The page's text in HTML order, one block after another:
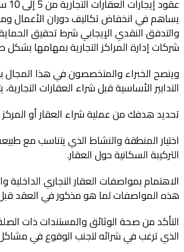
يساهم في انخفاض تكاليف دوران الأعمال
والتدفق النقدي الإيجابي شرط تحقيق الحماية
شركات إدارة المراكز التجارية بمهامها بشكل
وينصح الخبراء والمتخصصون في هذا المجال
التدابير الأساسية قبل شراء العقارات
تحديد هدفك من عملية شراء العقار أو المركز
اختيار المنطقة والنشاط الذي يتناسب مع
التركيبة السكانية حول العقار.
الاهتمام بمواصفات العقار التجاري الداخلية
هذه المواصفات لما هو مذكور في العقد قبل
التأكد من صحة الوثائق والمستندات ذات الصلة
الذي ترغب في شرائه لتجنب الوقوع في مشاكل